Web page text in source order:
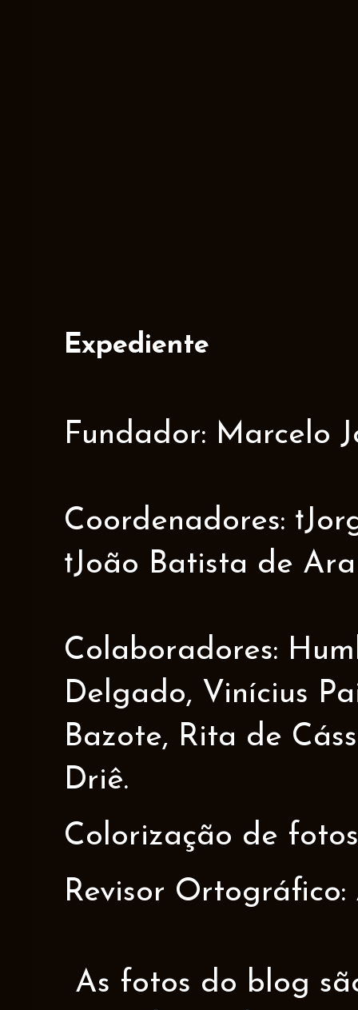
Expediente
Fundador: Marcelo
Coordenadores:
†João Batista de
Colaboradores:
Delgado, Vinícius
Bazote, Rita de
Driê.
Colorização de
Revisor Ortográfico:
As fotos do blog